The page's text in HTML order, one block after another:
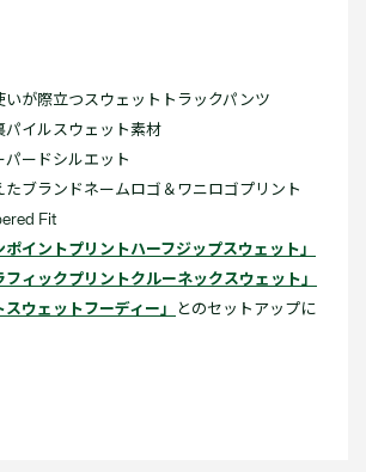
いが際立つスウェットトラックパンツ
パイルスウェット素材
パードシルエット
たブランドネームロゴ＆ワニロゴプリント
Fit
ポイントプリントハーフジップスウェット」
フィックプリントクルーネックスウェット」
スウェットフーディー」 とのセットアップに